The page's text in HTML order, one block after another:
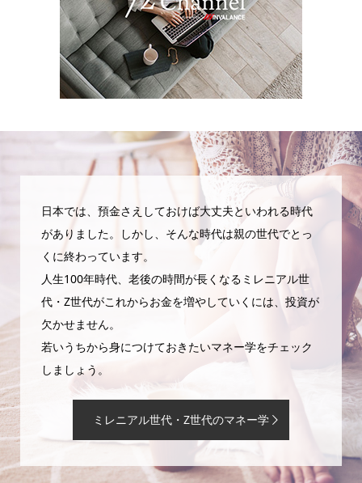
日本では、預金さえしておけば大丈夫といわれる時代
がありました。しかし、そんな時代は親の世代でとっ
くに終わっています。
人生100年時代、老後の時間が長くなるミレニアル世
代・Z世代がこれからお金を増やしていくには、投資が
欠かせません。
若いうちから身につけておきたいマネー学をチェック
しましょう。
ミレニアル世代・Z世代のマネー学